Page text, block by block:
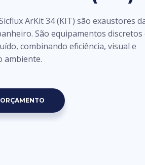
ArKit 34 (KIT) são exaustores
São equipamentos discretos
combinando eficiência, visual e
ambiente.